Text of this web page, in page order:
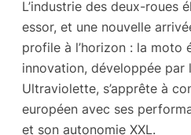
L’industrie des deux-roues
essor, et une nouvelle
profile à l’horizon : la moto
innovation, développée
Ultraviolette, s’apprête à
européen avec ses
et son autonomie XXL.